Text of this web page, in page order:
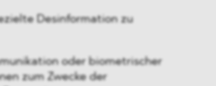
Desinformation zu
oder biometrischer
zum Zwecke der